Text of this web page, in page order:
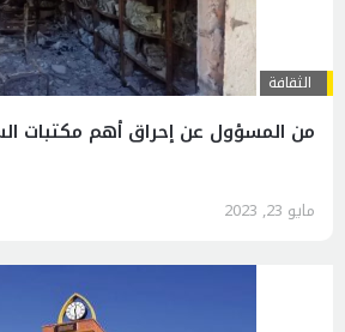
الثقافة
من المسؤول عن إحراق أهم مكتبات
مايو 23, 2023